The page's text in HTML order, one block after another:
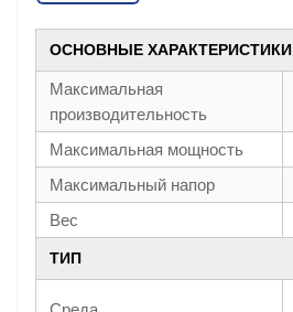
ОСНОВНЫЕ ХАРАКТЕРИСТИКИ
Максимальная
производительность
Максимальная мощность
Максимальный напор
Вес
ТИП